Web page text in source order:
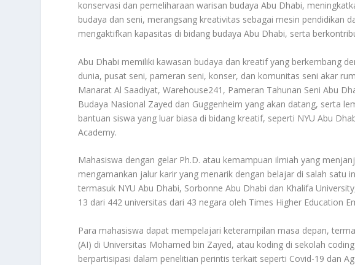
konservasi dan pemeliharaan warisan budaya Abu Dhabi,
budaya dan seni, merangsang kreativitas sebagai mesin pendidikan
mengaktifkan kapasitas di bidang budaya Abu Dhabi, serta
Abu Dhabi memiliki kawasan budaya dan kreatif yang berkembang
dunia, pusat seni, pameran seni, konser, dan komunitas seni akar
Manarat Al Saadiyat, Warehouse241, Pameran Tahunan Seni Abu
Budaya Nasional Zayed dan Guggenheim yang akan datang, serta
bantuan siswa yang luar biasa di bidang kreatif, seperti NYU Abu
Academy.
Mahasiswa dengan gelar Ph.D. atau kemampuan ilmiah yang
mengamankan jalur karir yang menarik dengan belajar di salah satu
termasuk NYU Abu Dhabi, Sorbonne Abu Dhabi dan Khalifa
13 dari 442 universitas dari 43 negara oleh Times Higher Education
Para mahasiswa dapat mempelajari keterampilan masa depan,
(AI) di Universitas Mohamed bin Zayed, atau koding di sekolah
berpartisipasi dalam penelitian perintis terkait seperti Covid-19 dan